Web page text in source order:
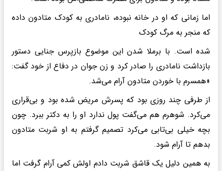
اما زمانی که او در خانه نبوده، نامادری به کودک متادون داده
که منجر به مرگ کودک
شده است. با برملا شدن این موضوع بازپرس جنایی دستور
بازداشت نامادری را صادر کرد و زن جوان در دفاع از خود گفت:
«همسرم با خوردن متادون آرام می‌شد.
از طرفی چند روزی بود که پسرش مریض شده بود و بی‌قراری
می‌کرد. شوهرم هم می‌گفت پول ندارد او را به دکتر ببرد. چون
بچه خیلی بی‌تابی می‌کرد تصمیم گرفتم به او شربت متادون
بدهم تا آرام شود.
به همین دلیل یک قاشق شربت دادم اولش کمی آرام گرفت اما